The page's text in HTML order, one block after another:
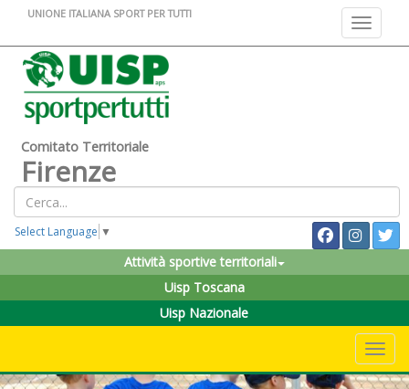
Toggle
UNIONE ITALIANA SPORT PER TUTTI
Comitato Territoriale
Firenze
Select Language ▼
Attività sportive territoriali
Uisp Toscana
Uisp Nazionale